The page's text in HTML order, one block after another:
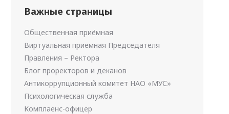
Важные страницы
Общественная приёмная
Виртуальная приемная Председателя
Правления – Ректора
Блог проректоров и деканов
Антикоррупционный комитет НАО «МУС»
Психологическая служба
Комплаенс-офицер